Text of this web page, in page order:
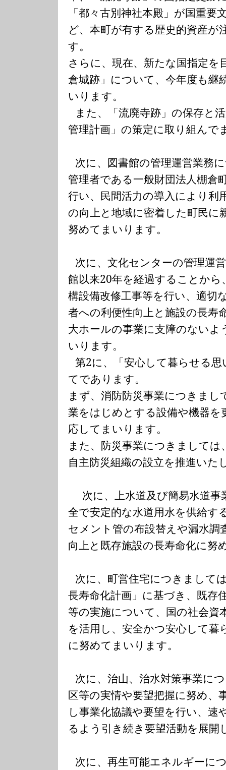
「都々古別神社本殿」が国重要
ど、本町が有する歴史的資産が
す。
さらに、現在、新たな国指定を
倉城跡」について、今年度も継
いります。
また、「流廃寺跡」の保存と
管理計画」の策定に取り組んで
次に、図書館の管理運営業務
管理者である一般財団法人棚倉
行い、民間活力の導入により利
の向上と地域に密着した町民に
努めてまいります。
次に、文化センターの管理運
館以来20年を経過することから
構設備改修工事等を行い、適切
者への利便性向上と施設の長寿
大ホールの事業に支障のないよ
いります。
第2に、「安心して暮らせる
てであります。
まず、消防防災事業につきまし
業をはじめとする設備や機器を
応してまいります。
また、防災事業につきまして
自主防災組織の設立を推進いた
次に、上水道及び簡易水道
全で安定的な水道用水を供給す
セメント管の布設替えや漏水調
向上と既存施設の長寿命化に努
次に、町営住宅につきまして
長寿命化計画」に基づき、既存
等の実施について、国の社会資
を活用し、安全かつ安心して暮
に努めてまいります。
次に、治山、治水対策事業に
区等の実情や要望把握に努め、
し事業化協議や要望を行い、速
るよう引き続き要望活動を展開
次に、再生可能エネルギーに